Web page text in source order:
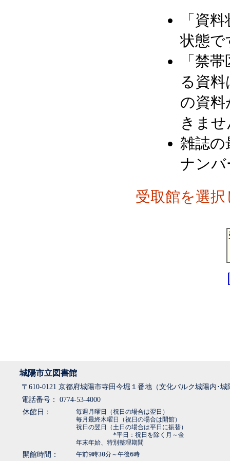
「資
状態で
「禁
る資
の資料
きま
雑誌の
ナン
受取館を選
城陽市立図書館
〒610-0121 京都府城陽市寺田今堀１番地（文化パルク城陽内･
電話番号： 0774-53-4000
休館日：
毎週月曜日（祝日の場合は翌日）
毎月最終木曜日（祝日の場合は開館）
祝日の翌日（土日の場合は平日に振替）
*平日：祝日を除く月～金
年末年始、特別整理期間
開館時間： 午前9時30分～午後6時